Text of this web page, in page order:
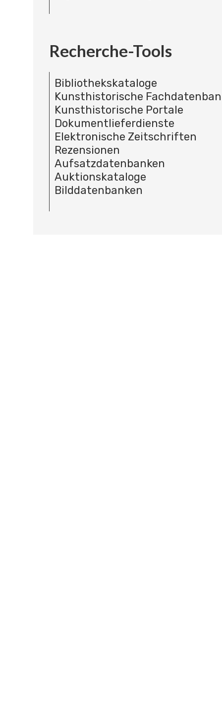
Recherche-Tools
Bibliothekskataloge
Kunsthistorische
Kunsthistorische Portale
Dokumentlieferdienste
Elektronische Zeitschriften
Rezensionen
Aufsatzdatenbanken
Auktionskataloge
Bilddatenbanken